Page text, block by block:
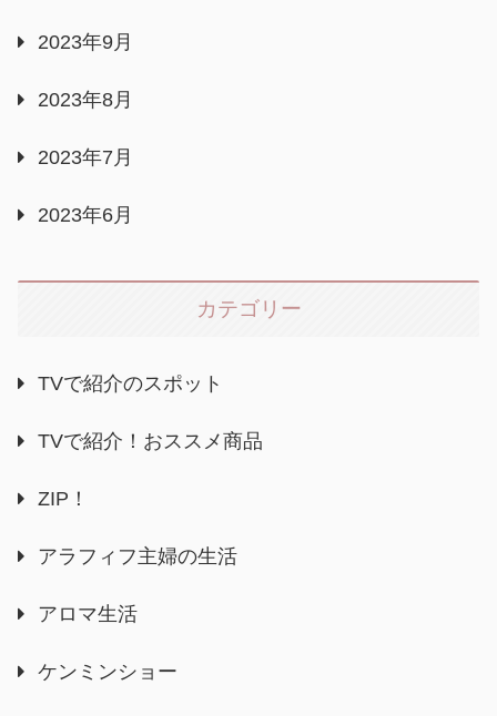
2023年9月
2023年8月
2023年7月
2023年6月
カテゴリー
TVで紹介のスポット
TVで紹介！おススメ商品
ZIP！
アラフィフ主婦の生活
アロマ生活
ケンミンショー